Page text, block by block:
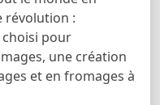
révolution :
choisi pour
une création
et en fromages à